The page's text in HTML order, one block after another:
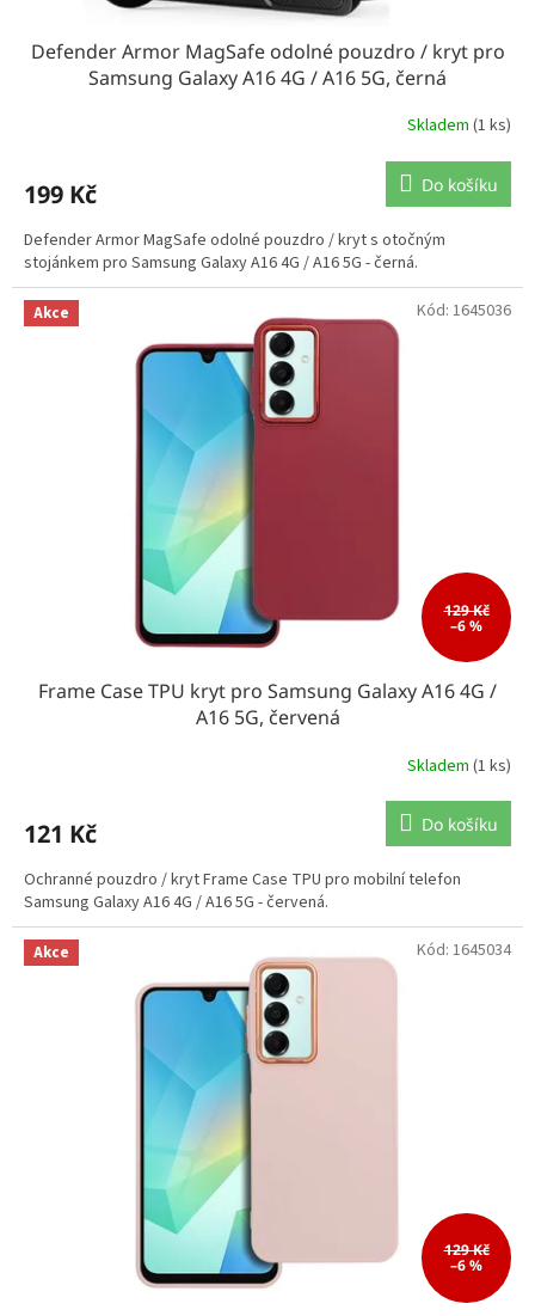
Defender Armor MagSafe odolné pouzdro / kryt pro
Samsung Galaxy A16 4G / A16 5G, černá
Skladem (1 ks)
199 Kč Do košíku
Defender Armor MagSafe odolné pouzdro / kryt s otočným
stojánkem pro Samsung Galaxy A16 4G / A16 5G - černá.
Akce
129 Kč
–6 %
Frame Case TPU kryt pro Samsung Galaxy A16 4G /
A16 5G, červená
Skladem (1 ks)
121 Kč Do košíku
Ochranné pouzdro / kryt Frame Case TPU pro mobilní telefon
Samsung Galaxy A16 4G / A16 5G - červená.
Kód: 1645036
Akce
129 Kč
–6 %
Kód: 1645034